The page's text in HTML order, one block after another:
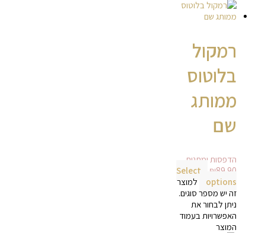
רמקול
בלוטוס
ממותג
שם
הדפסות ומתנות
₪89.90
Select
options
למוצר
זה יש מספר סוגים.
ניתן לבחור את
האפשרויות בעמוד
המוצר